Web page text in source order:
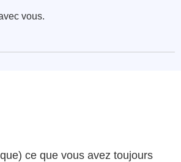
vous.
ce que vous avez toujours